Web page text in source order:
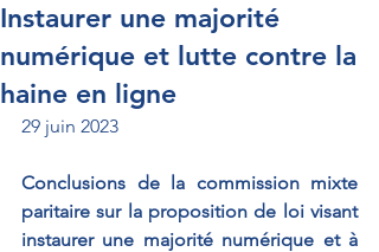
Instaurer une majorité
numérique et lutte contre la
haine en ligne
29 juin 2023
Conclusions de la commission mixte
paritaire sur la proposition de loi visant
instaurer une majorité numérique et à